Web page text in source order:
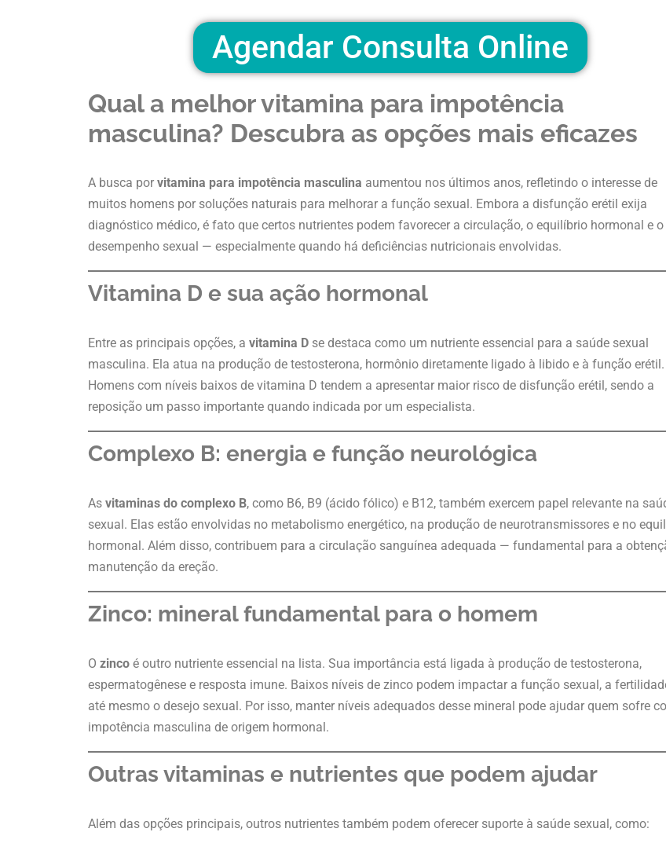
Agendar Consulta Online
Qual a melhor vitamina para impotência
masculina? Descubra as opções mais eficazes
A busca por vitamina para impotência masculina aumentou nos últimos anos, refletindo o interesse de
muitos homens por soluções naturais para melhorar a função sexual. Embora a disfunção erétil exija
diagnóstico médico, é fato que certos nutrientes podem favorecer a circulação, o equilíbrio hormonal e o
desempenho sexual — especialmente quando há deficiências nutricionais envolvidas.
Vitamina D e sua ação hormonal
Entre as principais opções, a vitamina D se destaca como um nutriente essencial para a saúde sexual
masculina. Ela atua na produção de testosterona, hormônio diretamente ligado à libido e à função erétil.
Homens com níveis baixos de vitamina D tendem a apresentar maior risco de disfunção erétil, sendo a
reposição um passo importante quando indicada por um especialista.
Complexo B: energia e função neurológica
As vitaminas do complexo B, como B6, B9 (ácido fólico) e B12, também exercem papel relevante na
sexual. Elas estão envolvidas no metabolismo energético, na produção de neurotransmissores e no
hormonal. Além disso, contribuem para a circulação sanguínea adequada — fundamental para a
manutenção da ereção.
Zinco: mineral fundamental para o homem
O zinco é outro nutriente essencial na lista. Sua importância está ligada à produção de testosterona,
espermatogênese e resposta imune. Baixos níveis de zinco podem impactar a função sexual, a
até mesmo o desejo sexual. Por isso, manter níveis adequados desse mineral pode ajudar quem sofre
impotência masculina de origem hormonal.
Outras vitaminas e nutrientes que podem ajudar
Além das opções principais, outros nutrientes também podem oferecer suporte à saúde sexual, como: